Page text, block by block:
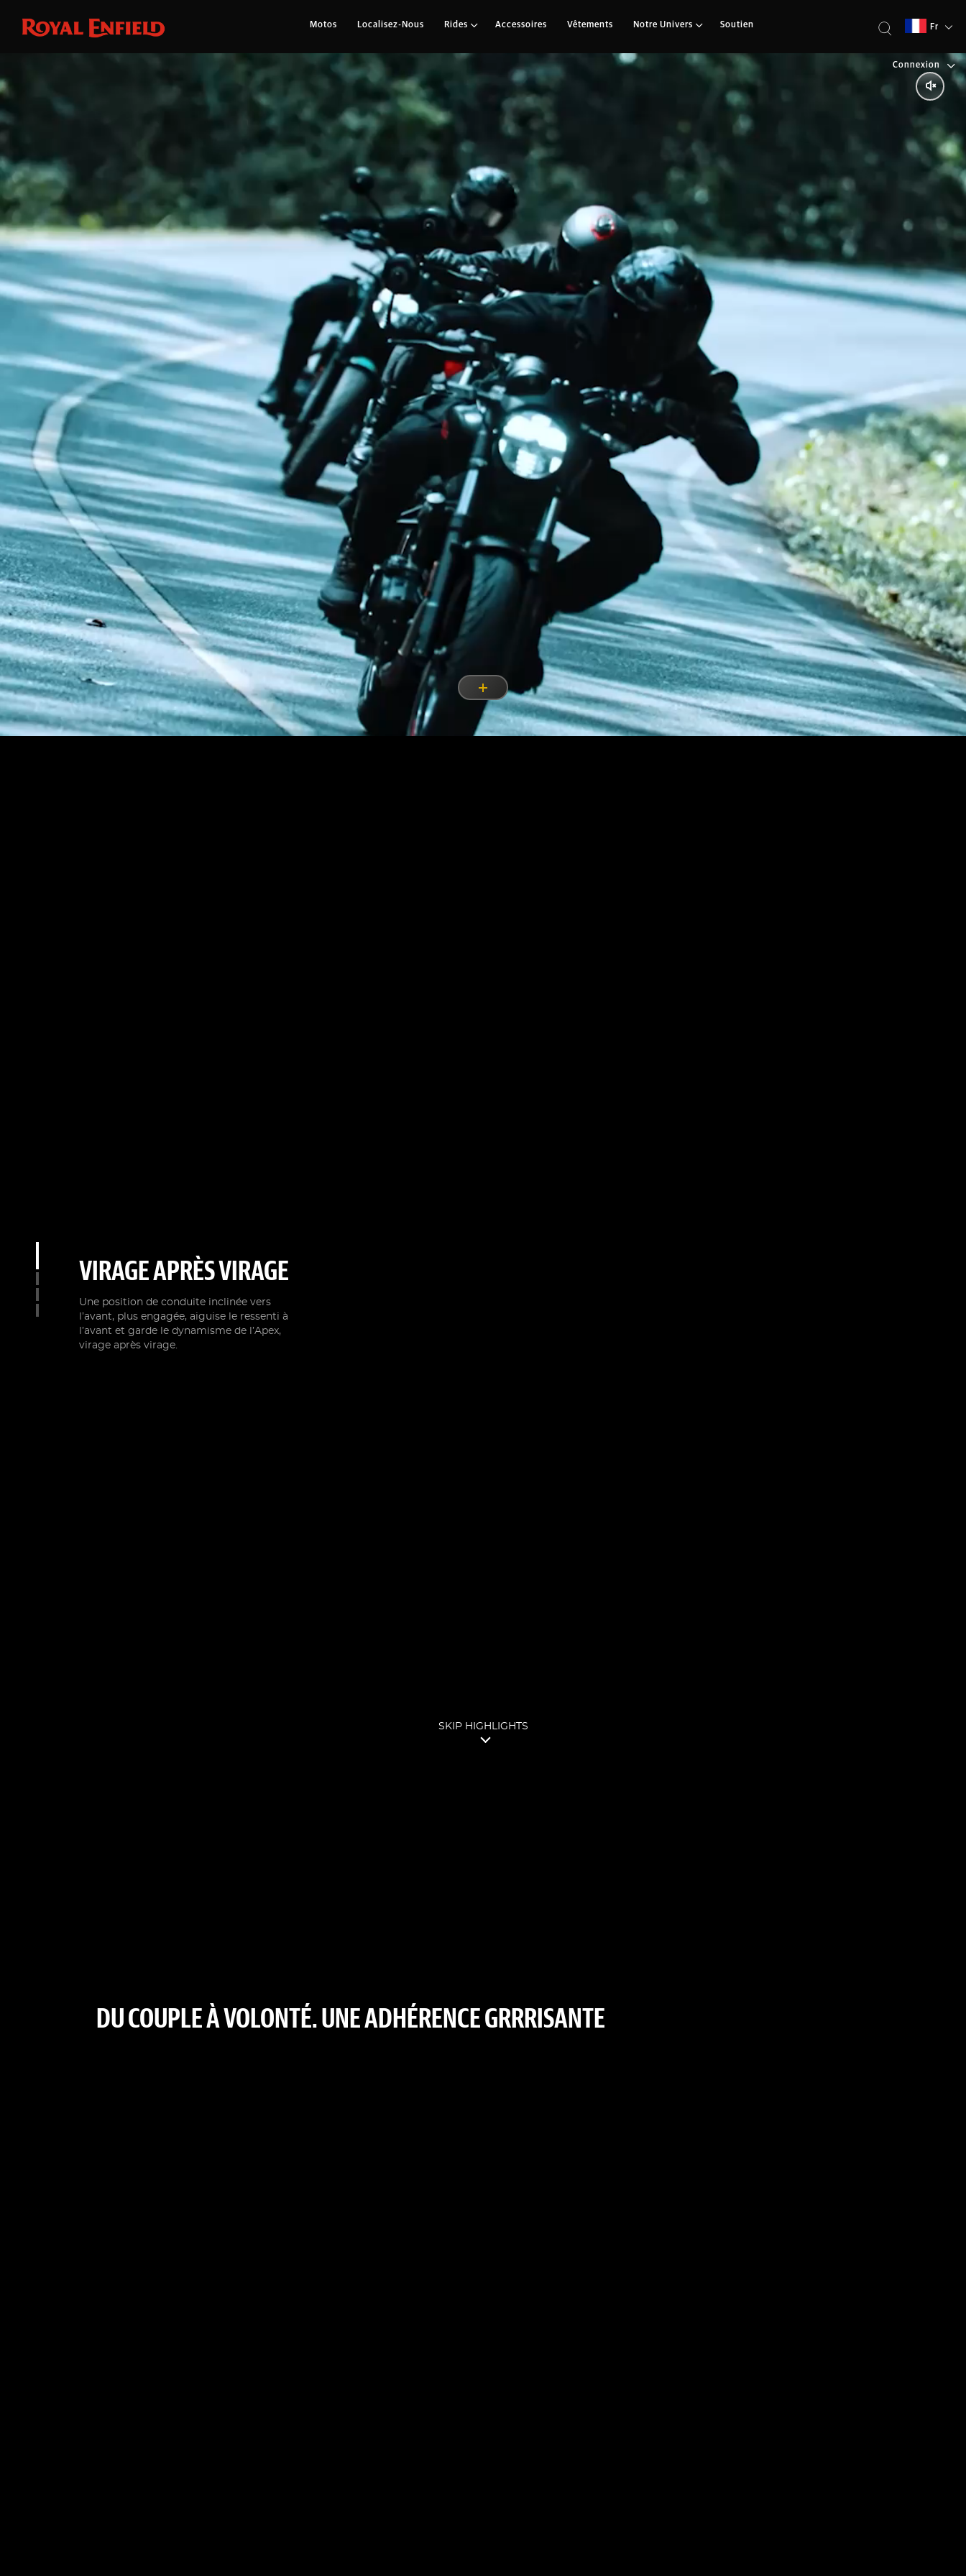
Motos Localisez-Nous Rides Accessoires Vêtements Notre Univers Soutien Fr
Connexion
#APEXMODE
Royal Enfield Guerrilla 450
La Guerrilla 450 Apex est là. Un roadster élancé et agressif modifié pour la
ville, et équipé d’un coupleux moteur de 40 ch x 40 Nm x 452 cm3, d’un
guidon engagé et de pneus routiers ultra-adhérents.
VIRAGE APRÈS VIRAGE
Une position de conduite inclinée vers
l’avant, plus engagée, aiguise le ressenti à
l’avant et garde le dynamisme de l’Apex,
virage après virage.
SKIP HIGHLIGHTS
DU COUPLE À VOLONTÉ. UNE ADHÉRENCE GRRRISANTE